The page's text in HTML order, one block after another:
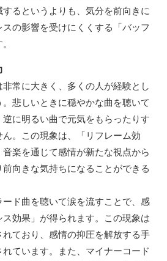
るというよりも、気分を前向きに
の影響を受けにくくする「バッフ
常に大きく、多くの人が経験とし
悲しいときに穏やかな曲を聴いて
に明るい曲で元気をもらったりす
。この現象は、「リフレーム効
楽を通じて感情が新たな視点から
向きな気持ちになることができる
ド曲を聴いて涙を流すことで、感
効果」が得られます。この現象は
ており、感情の抑圧を解放する手
ています。また、マイナーコード